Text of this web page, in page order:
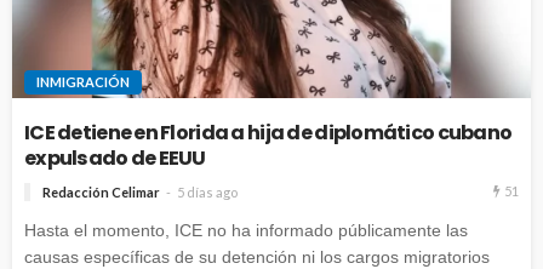
INMIGRACIÓN
ICE detiene en Florida a hija de diplomático cubano
expulsado de EEUU
Redacción Celimar 5 días ago 51
Hasta el momento, ICE no ha informado públicamente las
causas específicas de su detención ni los cargos migratorios